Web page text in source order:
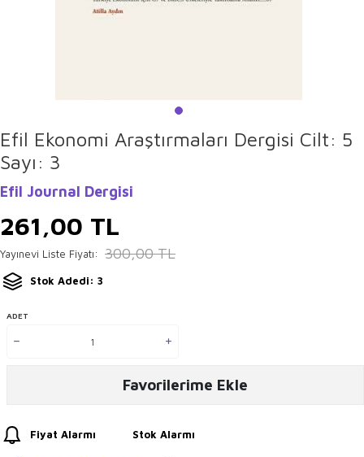
Efil Ekonomi Araştırmaları Dergisi Cilt: 5
Sayı: 3
Efil Journal Dergisi
261,00 TL
Yayınevi Liste Fiyatı: 300,00TL
Stok Adedi: 3
ADET
Favorilerime Ekle
Fiyat Alarmı Stok Alarmı